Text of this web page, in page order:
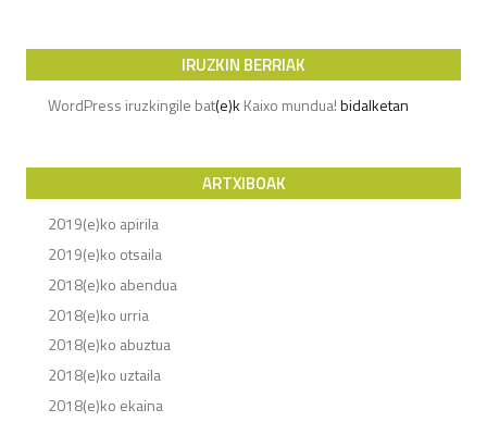
IRUZKIN BERRIAK
WordPress iruzkingile bat(e)k Kaixo mundua!bidalketan
ARTXIBOAK
2019(e)ko apirila
2019(e)ko otsaila
2018(e)ko abendua
2018(e)ko urria
2018(e)ko abuztua
2018(e)ko uztaila
2018(e)ko ekaina